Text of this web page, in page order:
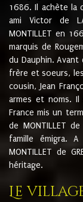
1686. Il achète la
ami Victor de
MONTILLET en
marquis de
du Dauphin.
frère et soeurs,
cousin, Jean
armes et noms.
France mis un
de MONTILLET
famille émigra.
MONTILLET de
héritage.
Le